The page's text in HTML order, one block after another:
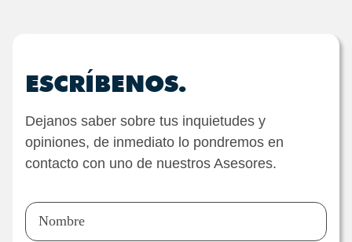
ESCRÍBENOS.
Dejanos saber sobre tus inquietudes y
opiniones, de inmediato lo pondremos en
contacto con uno de nuestros Asesores.